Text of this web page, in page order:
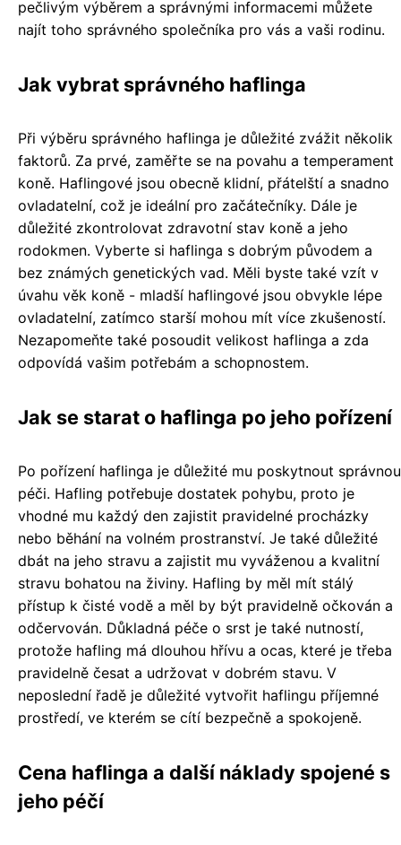
pečlivým výběrem a správnými informacemi můžete
najít toho správného společníka pro vás a vaši rodinu.
Jak vybrat správného haflinga
Při výběru správného haflinga je důležité zvážit několik
faktorů. Za prvé, zaměřte se na povahu a temperament
koně. Haflingové jsou obecně klidní, přátelští a snadno
ovladatelní, což je ideální pro začátečníky. Dále je
důležité zkontrolovat zdravotní stav koně a jeho
rodokmen. Vyberte si haflinga s dobrým původem a
bez známých genetických vad. Měli byste také vzít v
úvahu věk koně - mladší haflingové jsou obvykle lépe
ovladatelní, zatímco starší mohou mít více zkušeností.
Nezapomeňte také posoudit velikost haflinga a zda
odpovídá vašim potřebám a schopnostem.
Jak se starat o haflinga po jeho pořízení
Po pořízení haflinga je důležité mu poskytnout správnou
péči. Hafling potřebuje dostatek pohybu, proto je
vhodné mu každý den zajistit pravidelné procházky
nebo běhání na volném prostranství. Je také důležité
dbát na jeho stravu a zajistit mu vyváženou a kvalitní
stravu bohatou na živiny. Hafling by měl mít stálý
přístup k čisté vodě a měl by být pravidelně očkován a
odčervován. Důkladná péče o srst je také nutností,
protože hafling má dlouhou hřívu a ocas, které je třeba
pravidelně česat a udržovat v dobrém stavu. V
neposlední řadě je důležité vytvořit haflingu příjemné
prostředí, ve kterém se cítí bezpečně a spokojeně.
Cena haflinga a další náklady spojené s
jeho péčí